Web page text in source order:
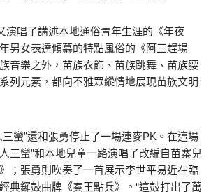
演唱了講述本地通俗青年生涯的《年夜
男女表達傾慕的特點風俗的《阿三趕場
音樂之外，苗族衣飾、苗族跳舞、苗族腰
列元素，都向不雅眾縱情地展現苗族文明
蠻”還和張勇停止了一場連麥PK。在這場
三蠻”和本地兒童一路演唱了改編自苗寨兒
；張勇則吹奏了一首展示李世平易近在臨
典鑼鼓曲牌《秦王點兵》。“這鼓打出了萬